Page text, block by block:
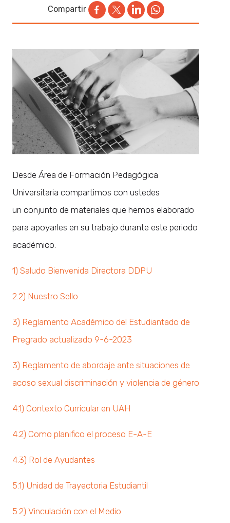
Compartir
Desde Área de Formación Pedagógica
Universitaria compartimos con ustedes
un conjunto de materiales que hemos elaborado
para apoyarles en su trabajo durante este periodo
académico.
1) Saludo Bienvenida Directora DDPU
2.2) Nuestro Sello
3) Reglamento Académico del Estudiantado de
Pregrado actualizado 9-6-2023
3) Reglamento de abordaje ante situaciones de
acoso sexual discriminación y violencia de género
4.1) Contexto Curricular en UAH
4.2) Como planifico el proceso E-A-E
4.3) Rol de Ayudantes
5.1) Unidad de Trayectoria Estudiantil
5.2) Vinculación con el Medio